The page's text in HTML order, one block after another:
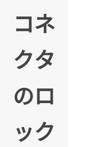
コネ
クタ
のロ
ック